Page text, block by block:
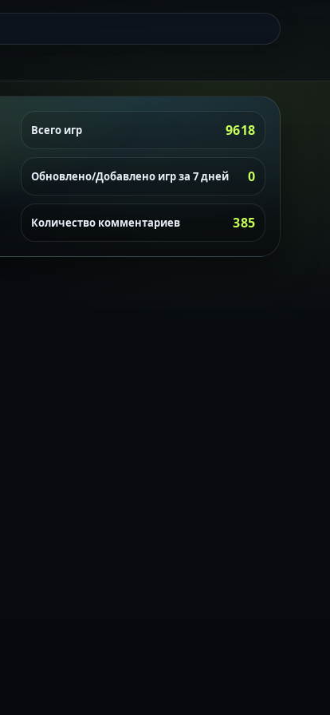
Всего игр 9618
Обновлено/Добавлено игр за 7 дней 0
Количество комментариев 385